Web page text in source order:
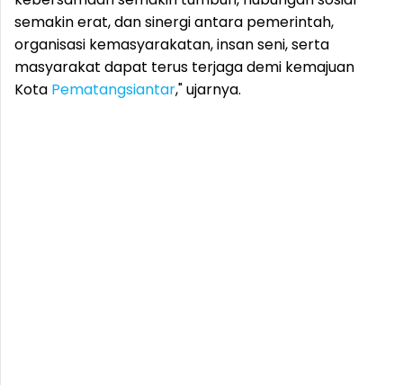
semakin erat, dan sinergi antara pemerintah,
organisasi kemasyarakatan, insan seni, serta
masyarakat dapat terus terjaga demi kemajuan
Kota Pematangsiantar," ujarnya.